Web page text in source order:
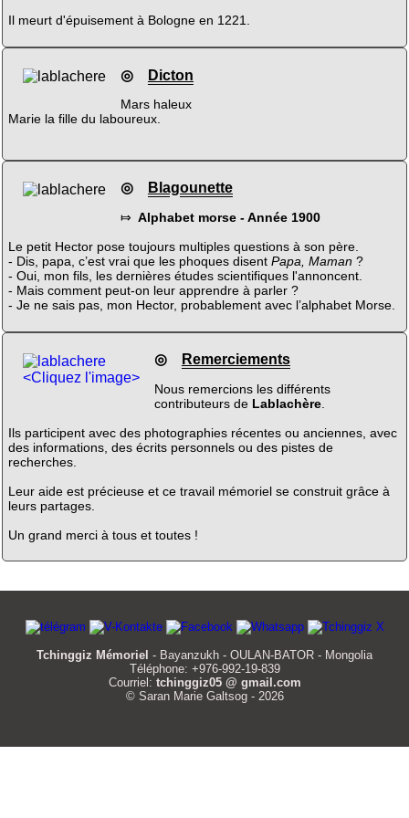
Il meurt d'épuisement à Bologne en 1221.
◎ Dicton
Mars haleux
Marie la fille du laboureux.
◎ Blagounette
⤇ Alphabet morse - Année 1900
Le petit Hector pose toujours multiples questions à son père.
- Dis, papa, c’est vrai que les phoques disent Papa, Maman ?
- Oui, mon fils, les dernières études scientifiques l'annoncent.
- Mais comment peut-on leur apprendre à parler ?
- Je ne sais pas, mon Hector, probablement avec l’alphabet Morse.
<Cliquez l'image>
◎ Remerciements
Nous remercions les différents
contributeurs de Lablachère.
Ils participent avec des photographies récentes ou anciennes, avec
des informations, des écrits personnels ou des pistes de
recherches.
Leur aide est précieuse et ce travail mémoriel se construit grâce à
leurs partages.
Un grand merci à tous et toutes !
Tchinggiz Mémoriel - Bayanzukh - OULAN-BATOR - Mongolia
Téléphone: +976-992-19-839
Courriel: tchinggiz05 @ gmail.com
© Saran Marie Galtsog - 2026